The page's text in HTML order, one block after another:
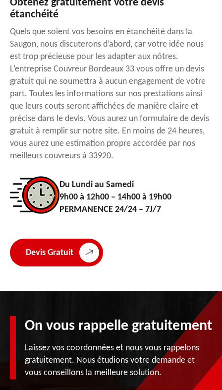
Obtenez gratuitement votre devis
étanchéité
Quels que soient vos besoins en étanchéité dans la
Saugon, nous discuterons d’abord, car votre idée nous
est trop précieuse pour les adapter aux nôtres.
L’entreprise Couvreur Bordeaux 33 vous offre un devis
gratuit qui ne soumettra à aucun engagement de votre
part. Toutes les informations sur nos prestations ainsi
que leurs couts seront affichées de manière claire et
précise dans le devis. Vous aurez un formulaire de devis
gratuit à remplir sur notre site. En moins de 24 heures,
vous aurez une estimation propre accordée par nos
meilleurs couvreurs à 33920.
Du Lundi au Samedi
9h00 à 12h00 – 14h00 à 19h00
PERMANENCE 24/24 – 7J/7
Devis Gratuit
On vous rappelle gratuitement
Laissez vos coordonnées et nous vous rappelons
gratuitement. Nous étudions votre demande et
vous conseillons la meilleure solution.